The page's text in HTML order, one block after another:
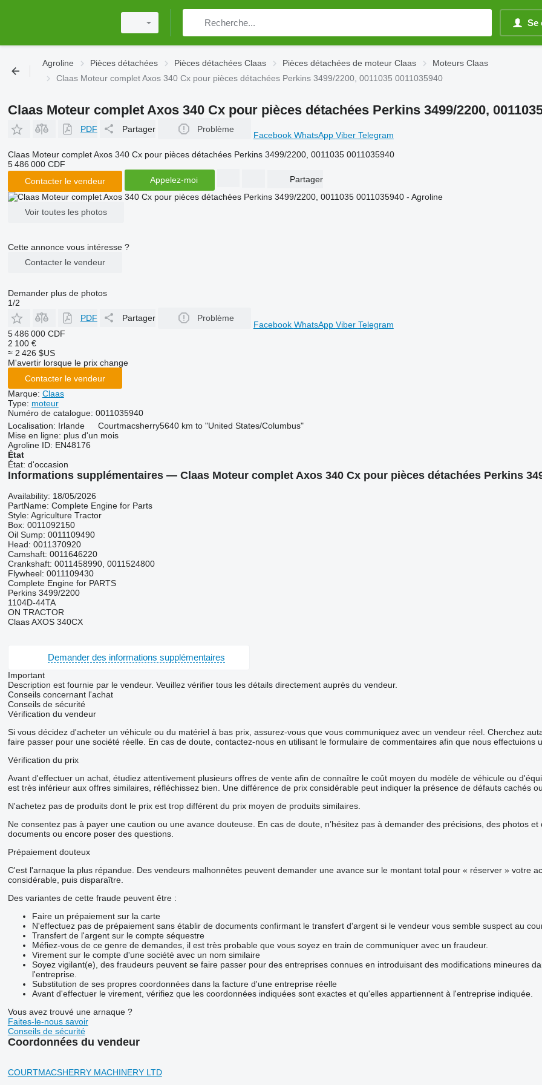
Se
Agroline Pièces détachées Pièces détachées Claas Pièces détachées de moteur Claas
Moteurs Claas
Claas Moteur complet Axos 340 Cx pour pièces détachées Perkins 3499/2200, 0011035 0011035940
Claas Moteur complet Axos 340 Cx pour pièces détachées Perkins 3499/2200,
PDF Partager Problème
Facebook WhatsApp Viber Telegram
Claas Moteur complet Axos 340 Cx pour pièces détachées Perkins 3499/2200, 0011035 0011035940
5 486 000 CDF
Contacter le vendeur
Appelez-moi Partager
Voir toutes les photos
Cette annonce vous intéresse ?
Contacter le vendeur
Demander plus de photos
1/2
PDF
Partager Problème
Facebook WhatsApp Viber Telegram
5 486 000 CDF
2 100 €
≈ 2 426 $US
M'avertir lorsque le prix change
Contacter le vendeur
Marque: Claas
Type: moteur
Numéro de catalogue: 0011035940
Localisation: Irlande Courtmacsherry5640 km to "United States/Columbus"
Mise en ligne: plus d'un mois
Agroline ID: EN48176
État
État: d'occasion
Informations supplémentaires — Claas Moteur complet Axos 340 Cx pour pièces détachées Perkins
Availability: 18/05/2026
PartName: Complete Engine for Parts
Style: Agriculture Tractor
Box: 0011092150
Oil Sump: 0011109490
Head: 0011370920
Camshaft: 0011646220
Crankshaft: 0011458990, 0011524800
Flywheel: 0011109430
Complete Engine for PARTS
Perkins 3499/2200
1104D-44TA
ON TRACTOR
Claas AXOS 340CX
Demander des informations supplémentaires
Important
Description est fournie par le vendeur. Veuillez vérifier tous les détails directement auprès du vendeur.
Conseils concernant l'achat
Conseils de sécurité
Vérification du vendeur
Si vous décidez d'acheter un véhicule ou du matériel à bas prix, assurez-vous que vous communiquez avec un vendeur réel. Cherchez
faire passer pour une société réelle. En cas de doute, contactez-nous en utilisant le formulaire de commentaires afin que nous effectuions
Vérification du prix
Avant d'effectuer un achat, étudiez attentivement plusieurs offres de vente afin de connaître le coût moyen du modèle de véhicule ou
est très inférieur aux offres similaires, réfléchissez bien. Une différence de prix considérable peut indiquer la présence de défauts cachés
N'achetez pas de produits dont le prix est trop différent du prix moyen de produits similaires.
Ne consentez pas à payer une caution ou une avance douteuse. En cas de doute, n’hésitez pas à demander des précisions, des photos
documents ou encore poser des questions.
Prépaiement douteux
C'est l'arnaque la plus répandue. Des vendeurs malhonnêtes peuvent demander une avance sur le montant total pour « réserver » votre
considérable, puis disparaître.
Des variantes de cette fraude peuvent être :
Faire un prépaiement sur la carte
N'effectuez pas de prépaiement sans établir de documents confirmant le transfert d'argent si le vendeur vous semble suspect au
Transfert de l'argent sur le compte séquestre
Méfiez-vous de ce genre de demandes, il est très probable que vous soyez en train de communiquer avec un fraudeur.
Virement sur le compte d'une société avec un nom similaire
Soyez vigilant(e), des fraudeurs peuvent se faire passer pour des entreprises connues en introduisant des modifications mineures
l'entreprise.
Substitution de ses propres coordonnées dans la facture d'une entreprise réelle
Avant d'effectuer le virement, vérifiez que les coordonnées indiquées sont exactes et qu'elles appartiennent à l'entreprise indiquée.
Vous avez trouvé une arnaque ?
Faites-le-nous savoir
Conseils de sécurité
Coordonnées du vendeur
COURTMACSHERRY MACHINERY LTD